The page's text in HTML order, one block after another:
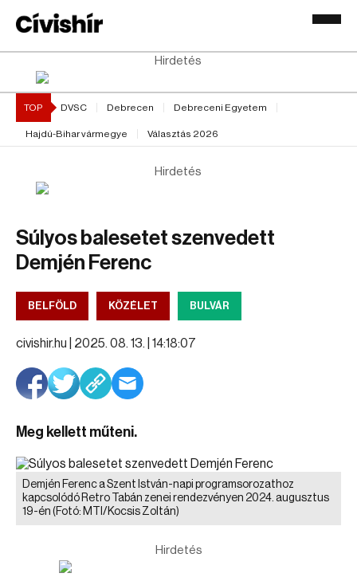
Hirdetés
TOP DVSC Debrecen Debreceni Egyetem
Hajdú-Bihar vármegye Választás 2026
Hirdetés
Súlyos balesetet szenvedett
Demjén Ferenc
BELFÖLD KÖZÉLET BULVÁR
civishir.hu | 2025. 08. 13. | 14:18:07
Meg kellett műteni.
Demjén Ferenc a Szent István-napi programsorozathoz
kapcsolódó Retro Tabán zenei rendezvényen 2024. augusztus
19-én (Fotó: MTI/Kocsis Zoltán)
Hirdetés